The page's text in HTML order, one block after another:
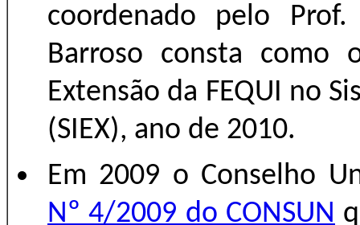
coordenado pelo
Barroso consta como
Extensão da FEQUI no
(SIEX), ano de 2010.
Em 2009 o Conselho
Nº 4/2009 do CONSUN